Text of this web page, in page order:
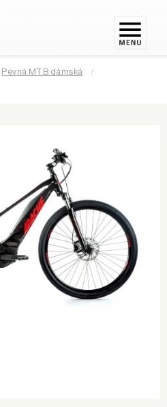
Pevná MTB dámská